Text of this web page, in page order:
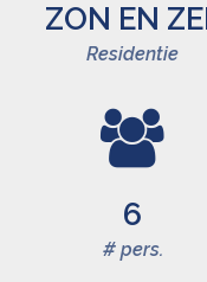
ZON EN
Residentie
6
# pers.